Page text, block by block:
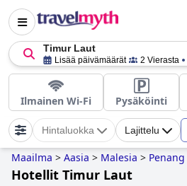
Timur Laut
Lisää päivämäärät 2 Vierasta
Ilmainen Wi-Fi Pysäköinti
Hintaluokka Lajittelu
Maailma > Aasia > Malesia > Penang
Hotellit Timur Laut